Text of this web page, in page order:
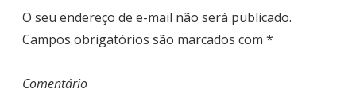
E
P
S
O seu endereço de e-mail não será publicado.
Campos obrigatórios são marcados com *
Comentário